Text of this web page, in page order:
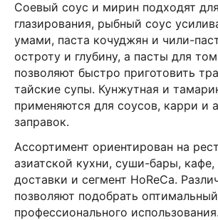
Соевый соус и мирин подходят
глазирования, рыбный соус
умами, паста кочуджян и чили-
остроту и глубину, а пасты для
позволяют быстро приготовить
тайские супы. Кунжутная и
применяются для соусов, карри и
заправок.
Ассортимент ориентирован на
азиатской кухни, суши-бары,
доставки и сегмент HoReCa.
позволяют подобрать
профессионального использования.